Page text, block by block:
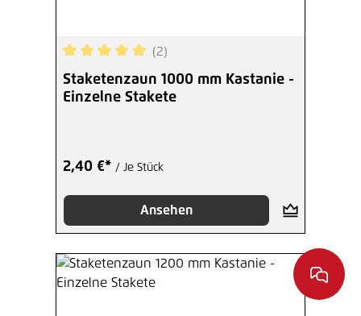
Durchschnittliche Bewertung von 5 von 5
(2)
Staketenzaun 1000 mm Kastanie -
Einzelne Stakete
2,40 €* / Je Stück
Ansehen